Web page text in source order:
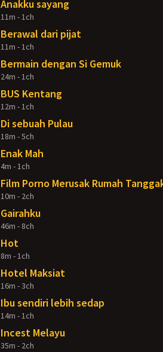
Anakku sayang
11m - 1ch
Berawal dari pijat
11m - 1ch
Bermain dengan Si Gemuk
24m - 1ch
BUS Kentang
12m - 1ch
Di sebuah Pulau
18m - 5ch
Enak Mah
4m - 1ch
Film Porno Merusak Rumah
10m - 2ch
Gairahku
46m - 8ch
Hot
8m - 1ch
Hotel Maksiat
16m - 3ch
Ibu sendiri lebih sedap
14m - 1ch
Incest Melayu
35m - 2ch